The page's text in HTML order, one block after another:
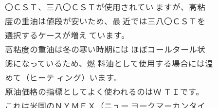
〇ＣＳＴ、三八〇ＣＳＴが使用されてい ますが、高粘
度の重油は値段が安いため、最 近では三八〇ＣＳＴを
選択するケースが増え ています。
高粘度の重油は冬の寒い時期には ほぼコールタール状
態になっているため、燃 料油として使用する場合には温
めて（ヒーテ ィング）います。
原油価格の指標としてよく使われるのはＷ ＴＩです。
これは米国のＮＹＭＥＸ（ニュー ヨークマーカンタイ